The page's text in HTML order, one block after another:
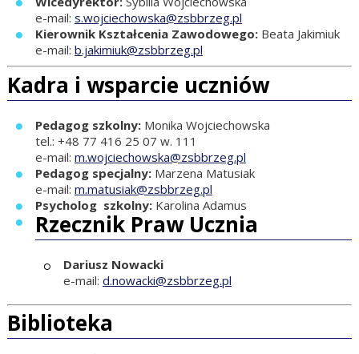
e-mail: s.wojciechowska@zsbbrzeg.pl
Kierownik Kształcenia Zawodowego:Beata Jakimiuk
e-mail: b.jakimiuk@zsbbrzeg.pl
Kadra i wsparcie uczniów
Pedagog szkolny:Monika Wojciechowska
tel.: +48 77 416 25 07 w. 111
e-mail: m.wojciechowska@zsbbrzeg.pl
Pedagog specjalny:Marzena Matusiak
e-mail: m.matusiak@zsbbrzeg.pl
Psycholog szkolny:Karolina Adamus
Rzecznik Praw Ucznia
Dariusz Nowacki
e-mail: d.nowacki@zsbbrzeg.pl
Biblioteka